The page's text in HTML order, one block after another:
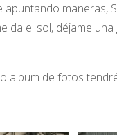
apuntando maneras,
da el sol, déjame
album de fotos